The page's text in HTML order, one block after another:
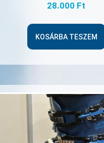
28.000 Ft
KOSÁRBA TESZEM